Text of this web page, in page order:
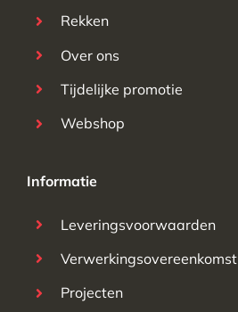
Rekken
Over ons
Tijdelijke promotie
Webshop
Informatie
Leveringsvoorwaarden
Verwerkingsovereenkomst
Projecten